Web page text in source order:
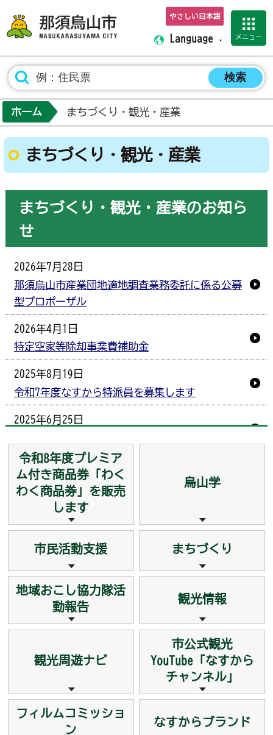
那須烏山市ホーム
やさしい日本語
Language メニュー
ホーム まちづくり・観光・産業
まちづくり・観光・産業
まちづくり・観光・産業のお知ら
せ
2026年7月28日
那須烏山市産業団地適地調査業務委託に係る公募
型プロポーザル
2026年4月1日
特定空家等除却事業費補助金
2025年8月19日
令和7年度なすから特派員を募集します
2025年6月25日
2025年2月6日
「はかり」の定期検査
2025年1月16日
栃木県司法書士会と空家等対策の推進に関する協
定を締結しました
2024年11月8日
自然公園について
2024年4月1日
2022年1月27日
アンテナショップ「チャレンジ販売制度」につい
て
2021年3月12日
令和8年度プレミア
ム付き商品券「わく
わく商品券」を販売
します
烏山学
市民活動支援 まちづくり
地域おこし協力隊活
動報告
観光情報
観光周遊ナビ
市公式観光
YouTube「なすから
チャンネル」
フィルムコミッショ
ン
なすからブランド